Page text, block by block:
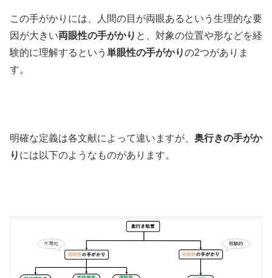
この手がかりには、人間の目が両眼あるという生理的な要
因が大きい両眼性の手がかり と、対象の位置や形などを経
験的に理解するという 単眼性の手がかりの2つがありま
す。
明確な定義は各文献によって違いますが、 奥行きの手がか
り には以下のようなものがあります。